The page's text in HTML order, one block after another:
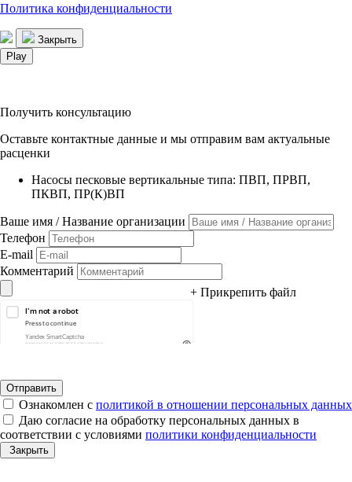
Политика конфиденциальности
Закрыть
Play
Получить консультацию
Оставьте контактные данные и мы отправим вам актуальные
расценки
Насосы песковые вертикальные типа: ПВП, ПРВП,
ПКВП, ПР(К)ВП
Ваше имя / Название организации
Телефон
E-mail
Комментарий
+ Прикрепить файл
Ознакомлен с политикой в отношении персональных данных
Даю согласие на обработку персональных данных в
соответствии с условиями политики конфиденциальности
Закрыть